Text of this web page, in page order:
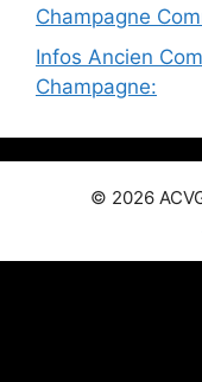
Champagne
Infos Ancien
Champagne:
© 2026